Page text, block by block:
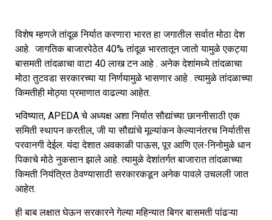
विशेष म्हणजे तांदूळ निर्यात करणारा भारत हा जगातील सर्वात मोठा देश
आहे. जागतिक बाजारपेठेत 40% तांदूळ भारतातून जातो यामुळे एकट्या
बासमती तांदळाचा वाटा 40 लाख टन आहे . अनेक देशांमध्ये तांदळाचा
मोठा तुटवडा सरकारच्या या निर्णयामुळे भासणार आहे . त्यामुळे तांदळाच्या
किमतीही मोठ्या प्रमाणात वाढल्या आहेत.
भविष्यात, APEDA चे अध्यक्ष अशा निर्यात सौद्यांच्या छाननीसाठी एक
समिती स्थापन करतील, जी या सौद्यांचे मूल्यांकन केल्यानंतरच निर्यातीस
परवानगी देईल. यंदा देशात अवकाळी पाऊस, पूर आणि एल-निनोमुळे धान
पिकाचे मोठे नुकसान झाले आहे. त्यामुळे देशांतर्गत बाजारात तांदळाच्या
किमती नियंत्रित ठेवण्यासाठी सरकारकडून अनेक पावले उचलली जात
आहेत.
ही बाब लक्षात घेऊन सरकारने गेल्या महिन्यात बिगर बासमती पांढऱ्या